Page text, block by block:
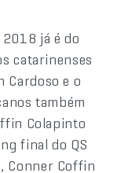
2018 já é do
catarinenses
Cardoso e o
também
Colapinto
final do QS
Conner Coffin